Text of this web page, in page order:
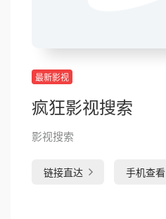
最新影视
疯狂影视搜索
影视搜索
链接直达 手机查看